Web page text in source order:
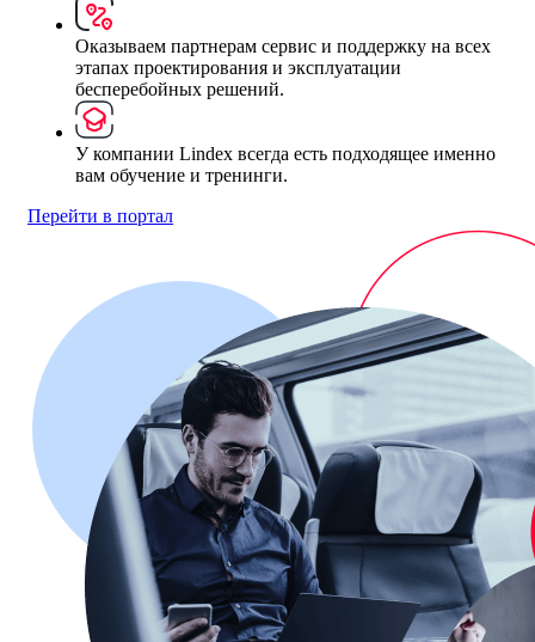
Оказываем партнерам сервис и поддержку на всех
этапах проектирования и эксплуатации
бесперебойных решений.
У компании Lindex всегда есть подходящее именно
вам обучение и тренинги.
Перейти в портал